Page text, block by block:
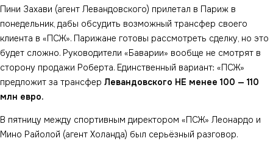
Пини Захави (агент Левандовского) прилетал в Париж в
понедельник, дабы обсудить возможный трансфер своего
клиента в «ПСЖ». Парижане готовы рассмотреть сделку, но это
будет сложно. Руководители «Баварии» вообще не смотрят в
сторону продажи Роберта. Единственный вариант: «ПСЖ»
предложит за трансфер Левандовского НЕ менее 100 — 110
млн евро.
В пятницу между спортивным директором «ПСЖ» Леонардо и
Мино Райолой (агент Холанда) был серьёзный разговор.